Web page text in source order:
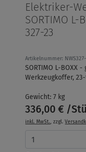
Elektriker-
SORTIMO L-
327-23
Artikelnummer:
SORTIMO L-BOXX
Werkzeugkoffer,
Gewicht: 7 kg
336,00 € /
inkl. MwSt., zzgl.